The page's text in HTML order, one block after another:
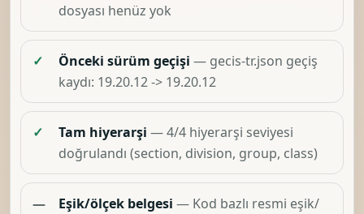
dosyası henüz yok
✓ Önceki sürüm geçişi — gecis-tr.json geçiş
kaydı: 19.20.12 -> 19.20.12
✓ Tam hiyerarşi — 4/4 hiyerarşi seviyesi
doğrulandı (section, division, group, class)
— Eşik/ölçek belgesi — Kod bazlı resmi eşik/